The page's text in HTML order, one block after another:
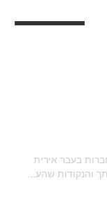
בעבר אירית
והנקודות שהע...